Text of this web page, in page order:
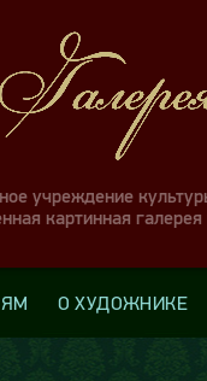
учреждение
картинная
О ХУДОЖНИКЕ